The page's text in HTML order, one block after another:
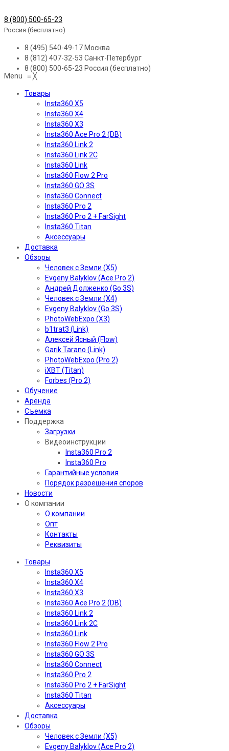
8 (800) 500-65-23
Россия (бесплатно)
8 (495) 540-49-17 Москва
8 (812) 407-32-53 Санкт-Петербург
8 (800) 500-65-23 Россия (бесплатно)
Menu ≡╳
Товары
Insta360 X5
Insta360 X4
Insta360 X3
Insta360 Ace Pro 2 (DB)
Insta360 Link 2
Insta360 Link 2C
Insta360 Link
Insta360 Flow 2 Pro
Insta360 GO 3S
Insta360 Connect
Insta360 Pro 2
Insta360 Pro 2 + FarSight
Insta360 Titan
Аксессуары
Доставка
Обзоры
Человек с Земли (X5)
Evgeny Balyklov (Ace Pro 2)
Андрей Долженко (Go 3S)
Человек с Земли (X4)
Evgeny Balyklov (Go 3S)
PhotoWebExpo (X3)
b1trat3 (Link)
Алексей Ясный (Flow)
Garik Tarano (Link)
PhotoWebExpo (Pro 2)
iXBT (Titan)
Forbes (Pro 2)
Обучение
Аренда
Съемка
Поддержка
Загрузки
Видеоинструкции
Insta360 Pro 2
Insta360 Pro
Гарантийные условия
Порядок разрешения споров
Новости
О компании
О компании
Опт
Контакты
Реквизиты
Товары
Insta360 X5
Insta360 X4
Insta360 X3
Insta360 Ace Pro 2 (DB)
Insta360 Link 2
Insta360 Link 2C
Insta360 Link
Insta360 Flow 2 Pro
Insta360 GO 3S
Insta360 Connect
Insta360 Pro 2
Insta360 Pro 2 + FarSight
Insta360 Titan
Аксессуары
Доставка
Обзоры
Человек с Земли (X5)
Evgeny Balyklov (Ace Pro 2)